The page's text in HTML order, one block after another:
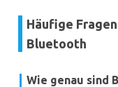
Häufige
Bluetooth
Wie genau sind